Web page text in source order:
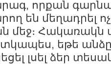
որքան
են մեղադրել
մեջ։ Հակառակն
եթե
լսել ձեր